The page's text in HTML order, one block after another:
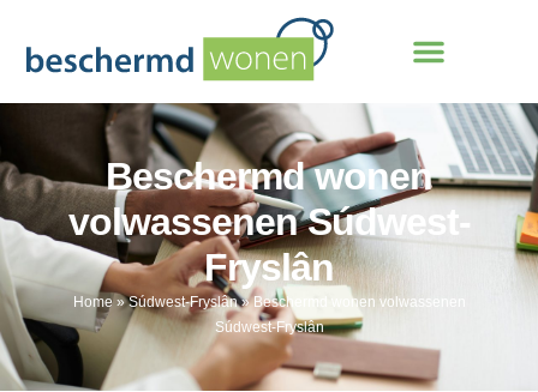
Beschermd wonen
volwassenen Súdwest-
Fryslân
Home»Súdwest-Fryslân»Beschermd wonen volwassenen
Súdwest-Fryslân